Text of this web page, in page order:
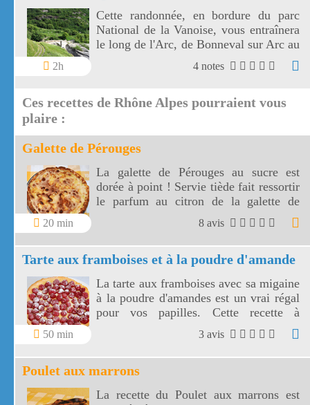
2h
Cette randonnée, en bordure du parc
National de la Vanoise, vous entraînera
le long de l'Arc, de Bonneval sur Arc au
hameau de l'Ecot, à travers éboulis et
prairies fleuries, avec en fond sonore les
4 notes
Ces recettes de Rhône Alpes pourraient vous
plaire :
Galette de Pérouges
20 min
La galette de Pérouges au sucre est
dorée à point ! Servie tiède fait ressortir
le parfum au citron de la galette de
8 avis
Tarte aux framboises et à la poudre d'amande
50 min
La tarte aux framboises avec sa migaine
à la poudre d'amandes est un vrai régal
pour vos papilles. Cette recette à
l'ancienne, très appétissante, va réveiller
en vous un élan de gourmandise.
3 avis
Poulet aux marrons
La recette du Poulet aux marrons est